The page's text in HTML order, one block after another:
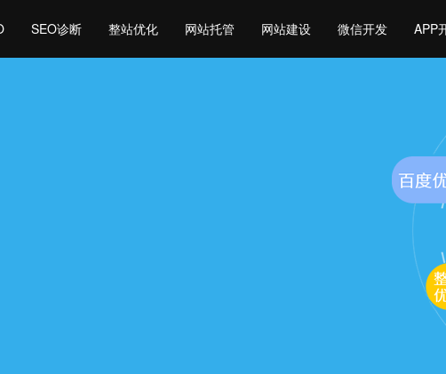
SEO诊断 整站优化 网站托管 网站建设 微信开发 APP